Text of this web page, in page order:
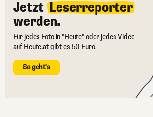
Jetzt Leserreporter
werden.
Für jedes Foto in "Heute" oder jedes Video
auf Heute.at gibt es 50 Euro.
So geht's